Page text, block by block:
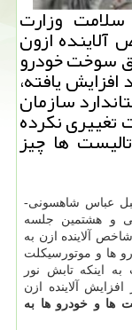
وزارت
ازون
سوخت خودرو
یافته،
سازمان
تغییری نكرده
ها چیز
عباس شاهسونی-
و هشتمین جلسه
آلاینده ازن به
ها و موتورسیكلت
اینكه تابش نور
آلاینده ازن
ها و خودرو ها به